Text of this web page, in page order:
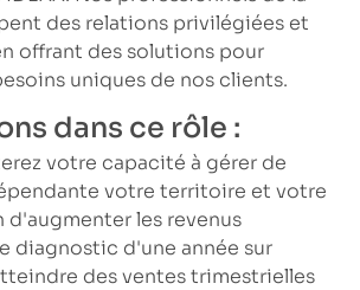
des relations privilégiées et
offrant des solutions pour
uniques de nos clients.
dans ce rôle :
votre capacité à gérer de
votre territoire et votre
d'augmenter les revenus
diagnostic d'une année sur
des ventes trimestrielles